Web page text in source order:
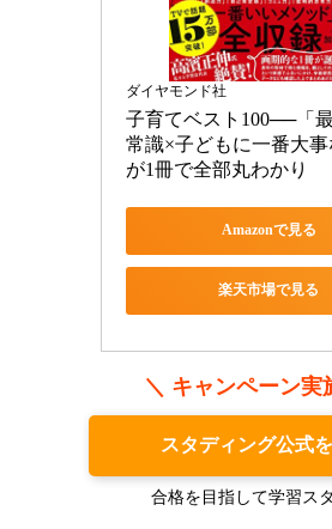
ダイヤモンド社
子育てベスト100──「
常識×子どもに一番大事
が1冊で全部丸わかり
Amazonで見る
楽天市場で見る
＼ キャンペーン実
スタディング公式
合格を目指して学習ス